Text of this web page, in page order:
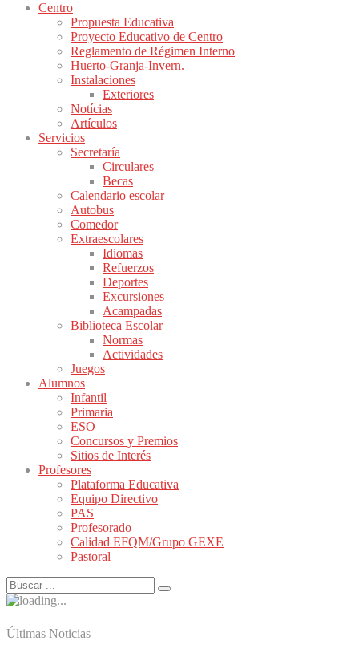
Centro
Propuesta Educativa
Proyecto Educativo de Centro
Reglamento de Régimen Interno
Huerto-Granja-Invern.
Instalaciones
Exteriores
Notícias
Artículos
Servicios
Secretaría
Circulares
Becas
Calendario escolar
Autobus
Comedor
Extraescolares
Idiomas
Refuerzos
Deportes
Excursiones
Acampadas
Biblioteca Escolar
Normas
Actividades
Juegos
Alumnos
Infantil
Primaria
ESO
Concursos y Premios
Sitios de Interés
Profesores
Plataforma Educativa
Equipo Directivo
PAS
Profesorado
Calidad EFQM/Grupo GEXE
Pastoral
Últimas Noticias